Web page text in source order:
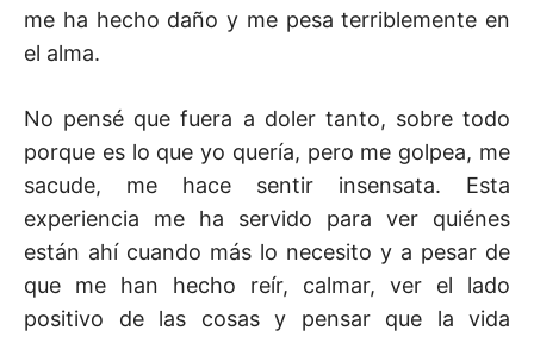
me ha hecho daño y me pesa terriblemente en
el alma.
No pensé que fuera a doler tanto, sobre todo
porque es lo que yo quería, pero me golpea, me
sacude, me hace sentir insensata. Esta
experiencia me ha servido para ver quiénes
están ahí cuando más lo necesito y a pesar de
que me han hecho reír, calmar, ver el lado
positivo de las cosas y pensar que la vida